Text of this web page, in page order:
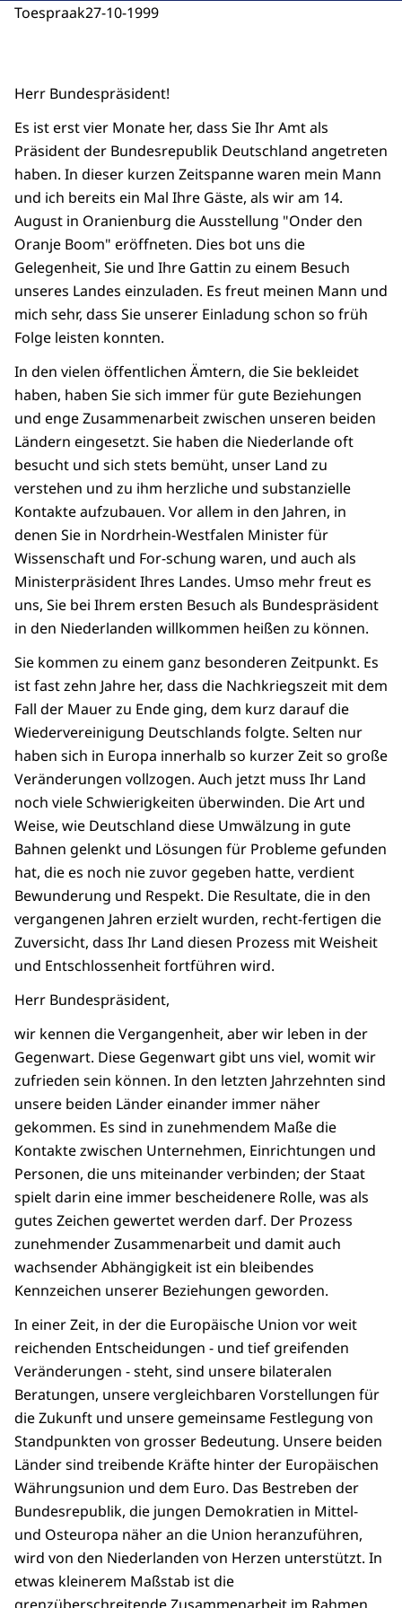
Toespraak27-10-1999
Herr Bundespräsident!
Es ist erst vier Monate her, dass Sie Ihr Amt als
Präsident der Bundesrepublik Deutschland angetreten
haben. In dieser kurzen Zeitspanne waren mein Mann
und ich bereits ein Mal Ihre Gäste, als wir am 14.
August in Oranienburg die Ausstellung "Onder den
Oranje Boom" eröffneten. Dies bot uns die
Gelegenheit, Sie und Ihre Gattin zu einem Besuch
unseres Landes einzuladen. Es freut meinen Mann und
mich sehr, dass Sie unserer Einladung schon so früh
Folge leisten konnten.
In den vielen öffentlichen Ämtern, die Sie bekleidet
haben, haben Sie sich immer für gute Beziehungen
und enge Zusammenarbeit zwischen unseren beiden
Ländern eingesetzt. Sie haben die Niederlande oft
besucht und sich stets bemüht, unser Land zu
verstehen und zu ihm herzliche und substanzielle
Kontakte aufzubauen. Vor allem in den Jahren, in
denen Sie in Nordrhein-Westfalen Minister für
Wissenschaft und For-schung waren, und auch als
Ministerpräsident Ihres Landes. Umso mehr freut es
uns, Sie bei Ihrem ersten Besuch als Bundespräsident
in den Niederlanden willkommen heißen zu können.
Sie kommen zu einem ganz besonderen Zeitpunkt. Es
ist fast zehn Jahre her, dass die Nachkriegszeit mit dem
Fall der Mauer zu Ende ging, dem kurz darauf die
Wiedervereinigung Deutschlands folgte. Selten nur
haben sich in Europa innerhalb so kurzer Zeit so große
Veränderungen vollzogen. Auch jetzt muss Ihr Land
noch viele Schwierigkeiten überwinden. Die Art und
Weise, wie Deutschland diese Umwälzung in gute
Bahnen gelenkt und Lösungen für Probleme gefunden
hat, die es noch nie zuvor gegeben hatte, verdient
Bewunderung und Respekt. Die Resultate, die in den
vergangenen Jahren erzielt wurden, recht-fertigen die
Zuversicht, dass Ihr Land diesen Prozess mit Weisheit
und Entschlossenheit fortführen wird.
Herr Bundespräsident,
wir kennen die Vergangenheit, aber wir leben in der
Gegenwart. Diese Gegenwart gibt uns viel, womit wir
zufrieden sein können. In den letzten Jahrzehnten sind
unsere beiden Länder einander immer näher
gekommen. Es sind in zunehmendem Maße die
Kontakte zwischen Unternehmen, Einrichtungen und
Personen, die uns miteinander verbinden; der Staat
spielt darin eine immer bescheidenere Rolle, was als
gutes Zeichen gewertet werden darf. Der Prozess
zunehmender Zusammenarbeit und damit auch
wachsender Abhängigkeit ist ein bleibendes
Kennzeichen unserer Beziehungen geworden.
In einer Zeit, in der die Europäische Union vor weit
reichenden Entscheidungen - und tief greifenden
Veränderungen - steht, sind unsere bilateralen
Beratungen, unsere vergleichbaren Vorstellungen für
die Zukunft und unsere gemeinsame Festlegung von
Standpunkten von grosser Bedeutung. Unsere beiden
Länder sind treibende Kräfte hinter der Europäischen
Währungsunion und dem Euro. Das Bestreben der
Bundesrepublik, die jungen Demokratien in Mittel-
und Osteuropa näher an die Union heranzuführen,
wird von den Niederlanden von Herzen unterstützt. In
etwas kleinerem Maßstab ist die